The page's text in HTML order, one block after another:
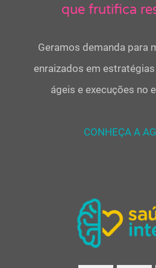
que frutifica
Geramos demanda para
enraizados em
ágeis e execuções no
CONHEÇA A